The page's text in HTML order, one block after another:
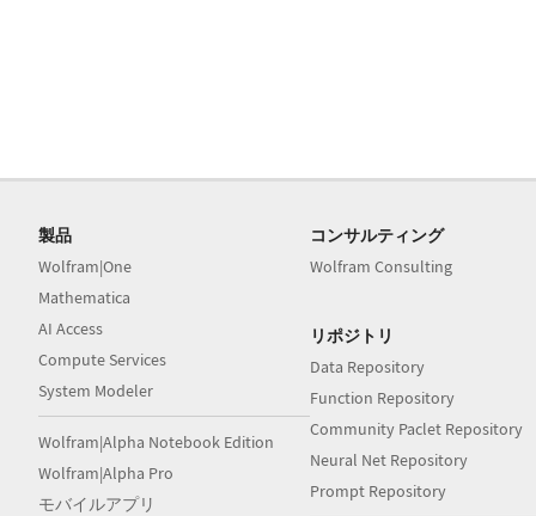
製品
Wolfram|One
Mathematica
AI Access
Compute Services
System Modeler
Wolfram|Alpha Notebook Edition
Wolfram|Alpha Pro
モバイルアプリ
コンサルティング
Wolfram Consulting
リポジトリ
Data Repository
Function Repository
Community Paclet Repository
Neural Net Repository
Prompt Repository